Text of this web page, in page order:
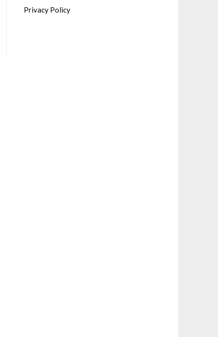
Privacy Policy